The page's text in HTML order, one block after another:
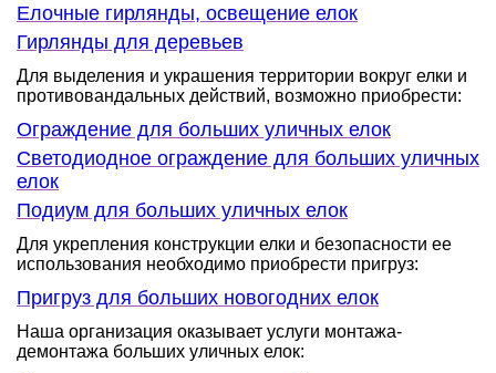
Елочные гирлянды, освещение елок
Гирлянды для деревьев
Для выделения и украшения территории вокруг елки и
противовандальных действий, возможно приобрести:
Ограждение для больших уличных елок
Светодиодное ограждение для больших уличных
елок
Подиум для больших уличных елок
Для укрепления конструкции елки и безопасности ее
использования необходимо приобрести пригруз:
Пригруз для больших новогодних елок
Наша организация оказывает услуги монтажа-
демонтажа больших уличных елок: